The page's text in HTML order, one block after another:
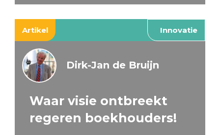
Artikel Innovatie
Dirk-Jan de Bruijn
Waar visie ontbreekt
regeren boekhouders!